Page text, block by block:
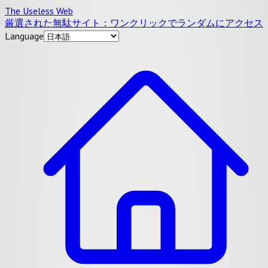
The Useless Web
厳選された無駄サイト：ワンクリックでランダムにアクセス
Language